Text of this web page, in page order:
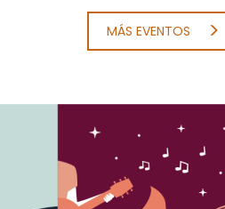
MÁS EVENTOS